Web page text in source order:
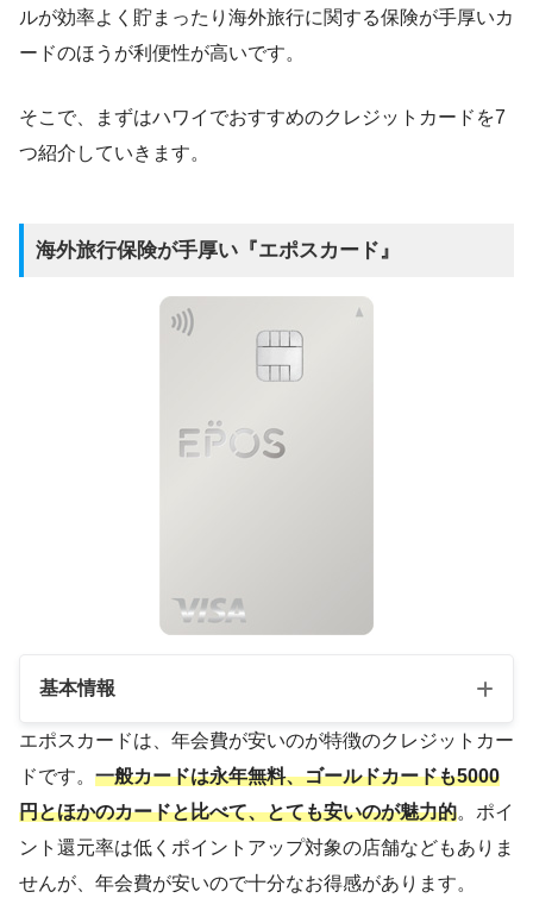
ルが効率よく貯まったり海外旅行に関する保険が手厚いカ
ードのほうが利便性が高いです。
そこで、まずはハワイでおすすめのクレジットカードを7
つ紹介していきます。
海外旅行保険が手厚い『エポスカード』
基本情報
年会費 無料
申し込み対象 満18歳以上
エポスカードは、年会費が安いのが特徴のクレジットカー
ドです。 一般カードは永年無料、ゴールドカードも5000
円とほかのカードと比べて、とても安いのが魅力的。ポイ
ント還元率は低くポイントアップ対象の店舗などもありま
せんが、年会費が安いので十分なお得感があります。